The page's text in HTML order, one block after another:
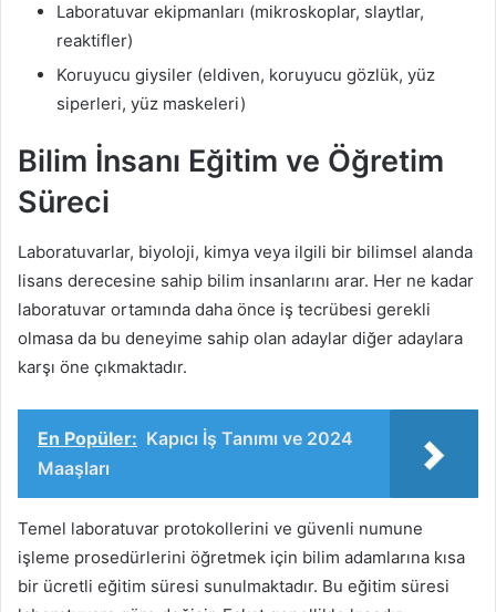
Laboratuvar ekipmanları (mikroskoplar, slaytlar,
reaktifler)
Koruyucu giysiler (eldiven, koruyucu gözlük, yüz
siperleri, yüz maskeleri)
Bilim İnsanı Eğitim ve Öğretim
Süreci
Laboratuvarlar, biyoloji, kimya veya ilgili bir bilimsel alanda
lisans derecesine sahip bilim insanlarını arar. Her ne kadar
laboratuvar ortamında daha önce iş tecrübesi gerekli
olmasa da bu deneyime sahip olan adaylar diğer adaylara
karşı öne çıkmaktadır.
En Popüler: Kapıcı İş Tanımı ve 2024
Maaşları
Temel laboratuvar protokollerini ve güvenli numune
işleme prosedürlerini öğretmek için bilim adamlarına kısa
bir ücretli eğitim süresi sunulmaktadır. Bu eğitim süresi